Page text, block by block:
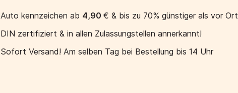
Auto kennzeichen ab 4,90 € & bis zu 70% günstiger als vor Ort
DIN zertifiziert & in allen Zulassungstellen annerkannt!
Sofort Versand! Am selben Tag bei Bestellung bis 14 Uhr